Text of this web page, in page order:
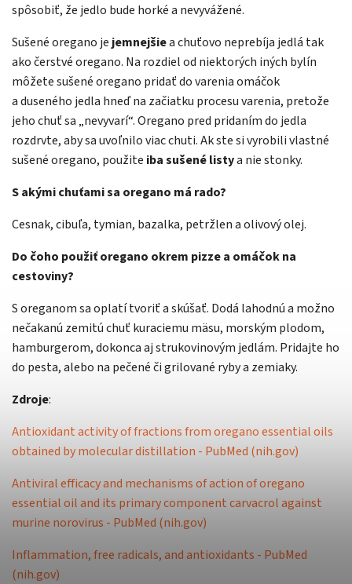
spôsobiť, že jedlo bude horké a nevyvážené.
Sušené oregano je jemnejšiea chuťovo neprebíja jedlá tak
ako čerstvé oregano. Na rozdiel od niektorých iných bylín
môžete sušené oregano pridať do varenia omáčok
a duseného jedla hneď na začiatku procesu varenia, pretože
jeho chuť sa „nevyvarí“. Oregano pred pridaním do jedla
rozdrvte, aby sa uvoľnilo viac chuti. Ak ste si vyrobili vlastné
sušené oregano, použite iba sušené listya nie stonky.
S akými chuťami sa oregano má rado?
Cesnak, cibuľa, tymian, bazalka, petržlen a olivový olej.
Do čoho použiť oregano okrem pizze a omáčok na
cestoviny?
S oreganom sa oplatí tvoriť a skúšať. Dodá lahodnú a možno
nečakanú zemitú chuť kuraciemu mäsu, morským plodom,
hamburgerom, dokonca aj strukovinovým jedlám. Pridajte ho
do pesta, alebo na pečené či grilované ryby a zemiaky.
Zdroje:
Antioxidant activity of fractions from oregano essential oils
obtained by molecular distillation - PubMed (nih.gov)
Antiviral efficacy and mechanisms of action of oregano
essential oil and its primary component carvacrol against
murine norovirus - PubMed (nih.gov)
Inflammation, free radicals, and antioxidants - PubMed
(nih.gov)